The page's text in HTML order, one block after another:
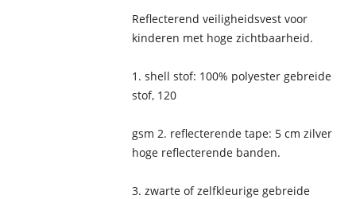
Reflecterend veiligheidsvest voor
kinderen met hoge zichtbaarheid.
1. shell stof: 100% polyester gebreide
stof, 120
gsm 2. reflecterende tape: 5 cm zilver
hoge reflecterende banden.
3. zwarte of zelfkleurige gebreide